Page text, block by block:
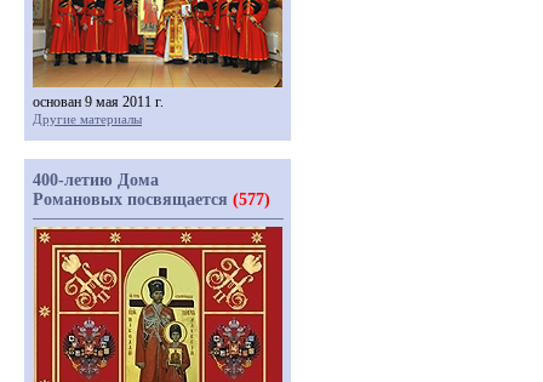
основан 9 мая 2011 г.
Другие материалы
400-летию Дома
Романовых посвящается (577)